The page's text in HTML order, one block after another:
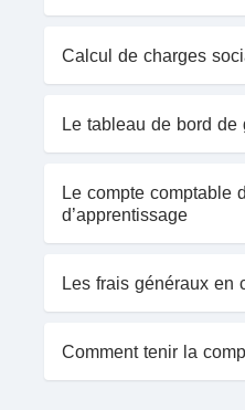
Calcul de charges
Le tableau de bord de
Le compte comptable
d’apprentissage
Les frais généraux en
Comment tenir la